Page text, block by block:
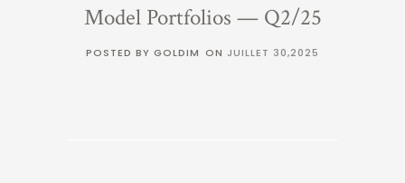
Model Portfolios — Q2/25
POSTED BY GOLDIM ON JUILLET 30,2025